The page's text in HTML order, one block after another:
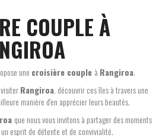
COUPLE À
une croisière couple à Rangiroa.
Rangiroa, découvrir ces îles à travers une
manière d'en apprécier leurs beautés.
que nous vous invitons à partager des moments
esprit de détente et de convivialité.